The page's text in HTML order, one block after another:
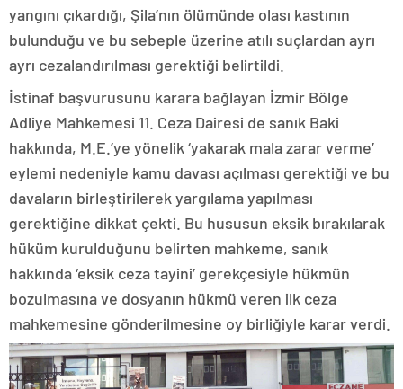
yangını çıkardığı, Şila’nın ölümünde olası kastının
bulunduğu ve bu sebeple üzerine atılı suçlardan ayrı
ayrı cezalandırılması gerektiği belirtildi.
İstinaf başvurusunu karara bağlayan İzmir Bölge
Adliye Mahkemesi 11. Ceza Dairesi de sanık Baki
hakkında, M.E.’ye yönelik ‘yakarak mala zarar verme’
eylemi nedeniyle kamu davası açılması gerektiği ve bu
davaların birleştirilerek yargılama yapılması
gerektiğine dikkat çekti. Bu hususun eksik bırakılarak
hüküm kurulduğunu belirten mahkeme, sanık
hakkında ‘eksik ceza tayini’ gerekçesiyle hükmün
bozulmasına ve dosyanın hükmü veren ilk ceza
mahkemesine gönderilmesine oy birliğiyle karar verdi.